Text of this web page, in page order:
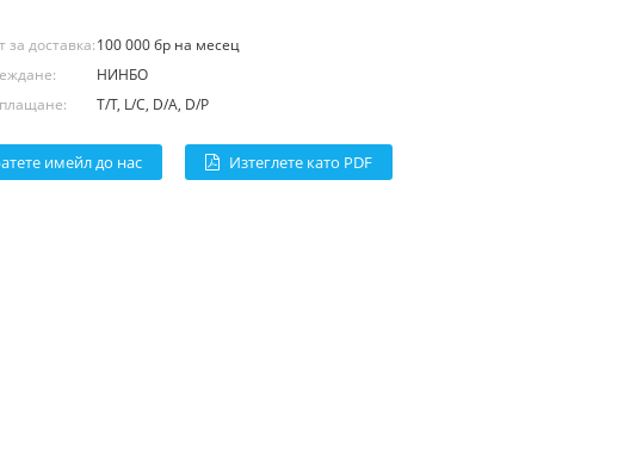
доставка:100 000 бр на месец
НИНБО
T/T, L/C, D/A, D/P
имейл до нас Изтеглете като PDF